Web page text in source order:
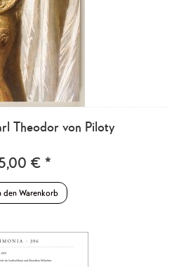
Theodor von Piloty
€ *
den Warenkorb